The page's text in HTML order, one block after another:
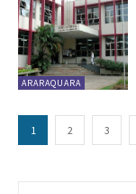
ARARAQUARA
1 2 3